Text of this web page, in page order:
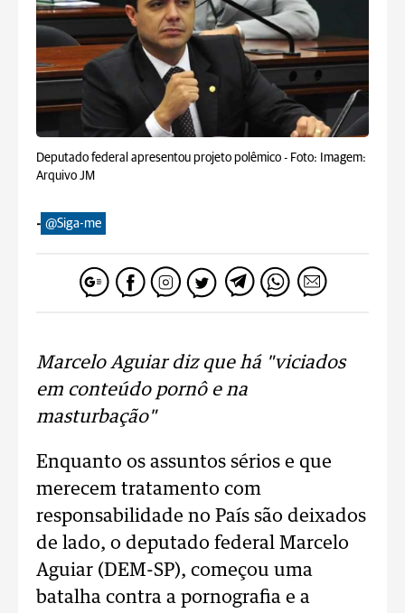
Deputado federal apresentou projeto polêmico - Foto: Imagem:
Arquivo JM
- @Siga-me
Marcelo Aguiar diz que há "viciados
em conteúdo pornô e na
masturbação"
Enquanto os assuntos sérios e que
merecem tratamento com
responsabilidade no País são deixados
de lado, o deputado federal Marcelo
Aguiar (DEM-SP), começou uma
batalha contra a pornografia e a